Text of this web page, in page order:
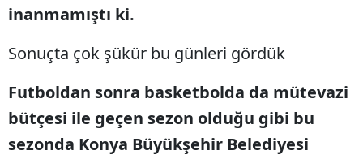
inanmamıştı ki.
Sonuçta çok şükür bu günleri gördük
Futboldan sonra basketbolda da mütevazi
bütçesi ile geçen sezon olduğu gibi bu
sezonda Konya Büyükşehir Belediyesi